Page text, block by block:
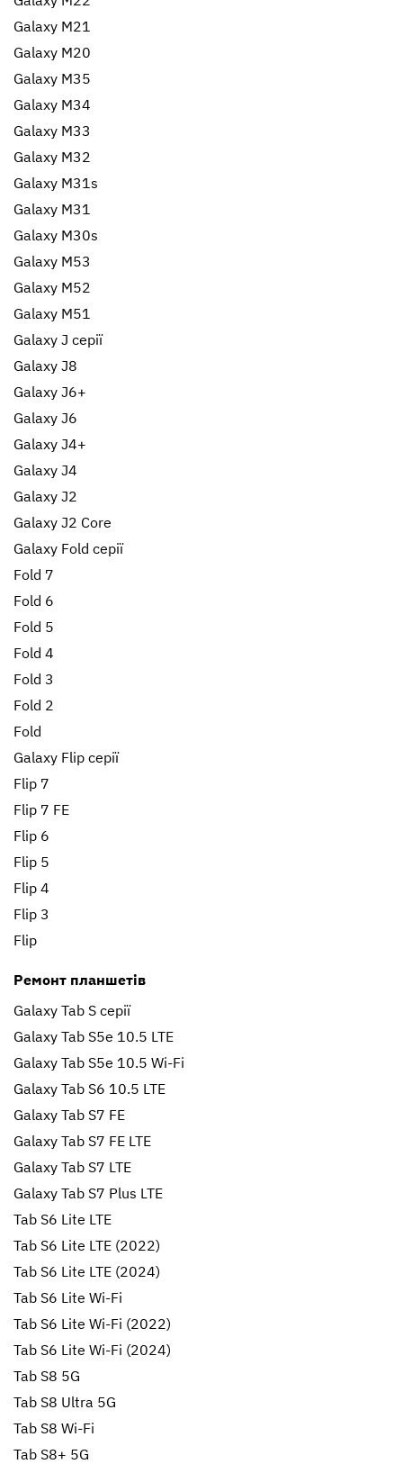
Galaxy M21
Galaxy M20
Galaxy M35
Galaxy M34
Galaxy M33
Galaxy M32
Galaxy M31s
Galaxy M31
Galaxy M30s
Galaxy M53
Galaxy M52
Galaxy M51
Galaxy J серії
Galaxy J8
Galaxy J6+
Galaxy J6
Galaxy J4+
Galaxy J4
Galaxy J2
Galaxy J2 Core
Galaxy Fold серії
Fold 7
Fold 6
Fold 5
Fold 4
Fold 3
Fold 2
Fold
Galaxy Flip серії
Flip 7
Flip 7 FE
Flip 6
Flip 5
Flip 4
Flip 3
Flip
Ремонт планшетів
Galaxy Tab S серії
Galaxy Tab S5e 10.5 LTE
Galaxy Tab S5e 10.5 Wi-Fi
Galaxy Tab S6 10.5 LTE
Galaxy Tab S7 FE
Galaxy Tab S7 FE LTE
Galaxy Tab S7 LTE
Galaxy Tab S7 Plus LTE
Tab S6 Lite LTE
Tab S6 Lite LTE (2022)
Tab S6 Lite LTE (2024)
Tab S6 Lite Wi-Fi
Tab S6 Lite Wi-Fi (2022)
Tab S6 Lite Wi-Fi (2024)
Tab S8 5G
Tab S8 Ultra 5G
Tab S8 Wi-Fi
Tab S8+ 5G